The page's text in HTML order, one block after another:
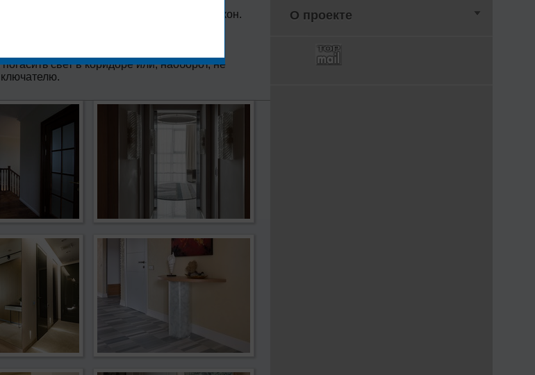
О проекте
это помещение, традиционно лишенное окон.
освещении – одной люстры
Ну а в большом коридоре просто
света, чтобы не
свет в коридоре или, наоборот, не